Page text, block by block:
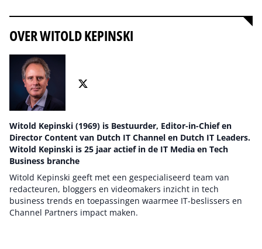
OVER WITOLD KEPINSKI
Witold Kepinski (1969) is Bestuurder, Editor-in-Chief en
Director Content van Dutch IT Channel en Dutch IT Leaders.
Witold Kepinski is 25 jaar actief in de IT Media en Tech
Business branche
Witold Kepinski geeft met een gespecialiseerd team van
redacteuren, bloggers en videomakers inzicht in tech
business trends en toepassingen waarmee IT-beslissers en
Channel Partners impact maken.